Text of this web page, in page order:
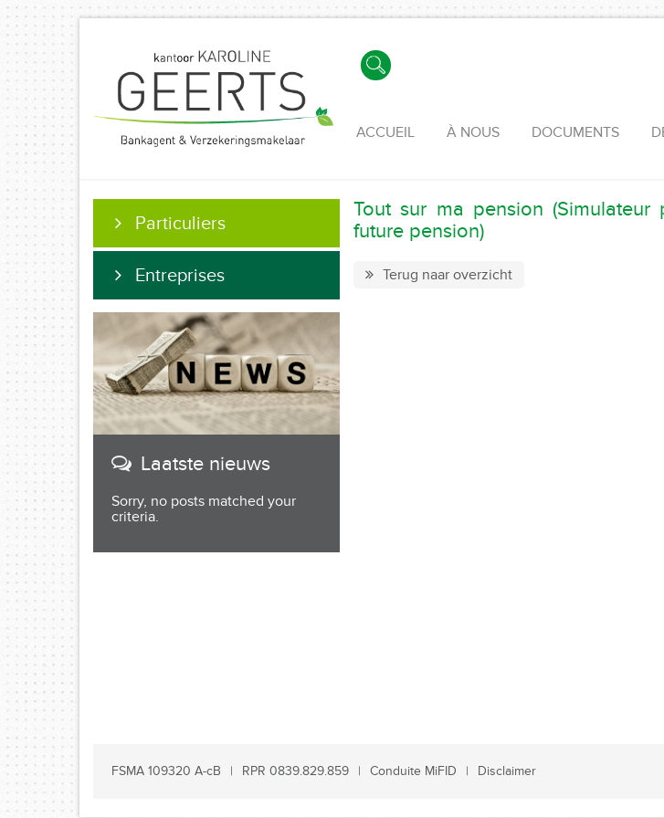
ACCUEIL À NOUS DOCUMENTS
Tout sur ma pension (Simulateur
future pension)
Terug naar overzicht
Particuliers
Entreprises
Laatste nieuws
Sorry, no posts matched your
criteria.
FSMA 109320 A-cB RPR 0839.829.859 Conduite MiFID Disclaimer